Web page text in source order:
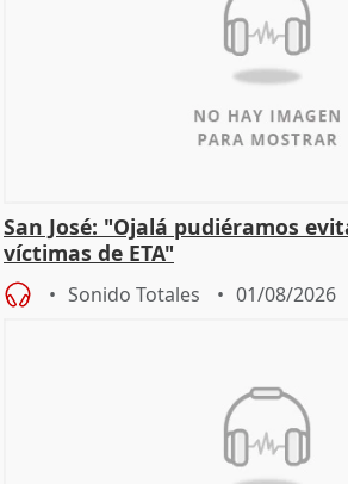
San José: "Ojalá pudiéramos
víctimas de ETA"
Sonido Totales 01/08/2026